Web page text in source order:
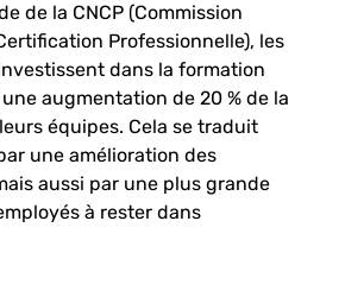
de la CNCP (Commission
Professionnelle), les
dans la formation
augmentation de 20 % de la
équipes. Cela se traduit
une amélioration des
aussi par une plus grande
à rester dans